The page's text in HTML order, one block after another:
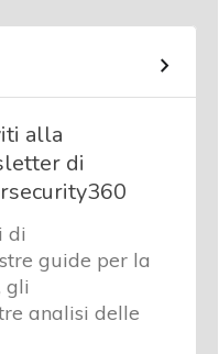
alla
di
di
guide per la
gli
analisi delle